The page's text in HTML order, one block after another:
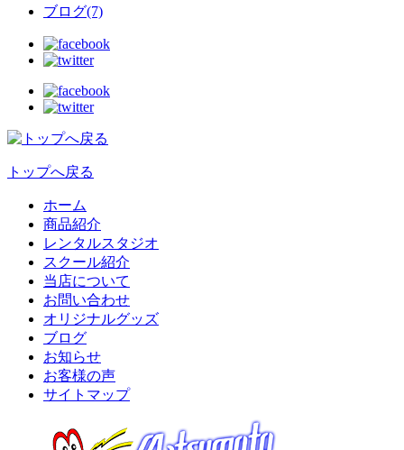
ブログ(7)
トップへ戻る
ホーム
商品紹介
レンタルスタジオ
スクール紹介
当店について
お問い合わせ
オリジナルグッズ
ブログ
お知らせ
お客様の声
サイトマップ